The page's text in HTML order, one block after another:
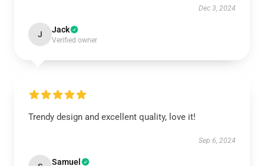
Dec 3, 2024
J Jack
Verified owner
Trendy design and excellent quality, love it!
Sep 6, 2024
Samuel